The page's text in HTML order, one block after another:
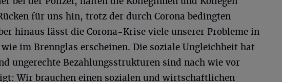
für uns hin, trotz der durch Corona bedingten
hinaus lässt die Corona-Krise viele unserer Probleme in
im Brennglas erscheinen. Die soziale Ungleichheit hat
ungerechte Bezahlungsstrukturen sind nach wie vor
Wir brauchen einen sozialen und wirtschaftlichen